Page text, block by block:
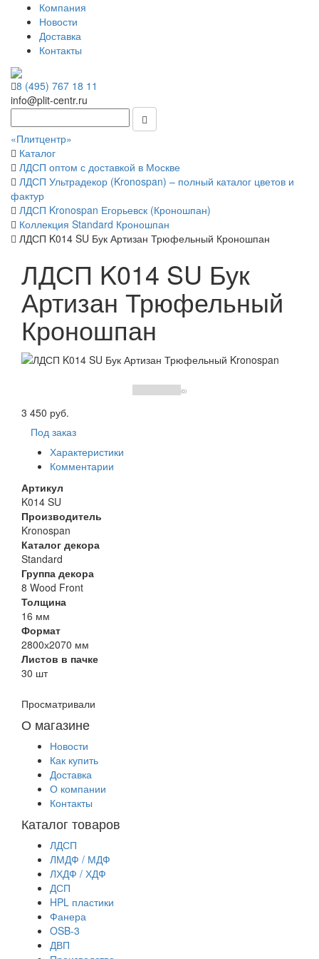
Компания
Новости
Доставка
Контакты
8 (495) 767 18 11
info@plit-centr.ru
«Плитцентр»
Каталог
ЛДСП оптом с доставкой в Москве
ЛДСП Ультрадекор (Kronospan) – полный каталог цветов и
фактур
ЛДСП Kronospan Егорьевск (Кроношпан)
Коллекция Standard Кроношпан
ЛДСП K014 SU Бук Артизан Трюфельный Кроношпан
ЛДСП K014 SU Бук
Артизан Трюфельный
Кроношпан
(0)
3 450 руб.
Под заказ
Характеристики
Комментарии
Артикул
K014 SU
Производитель
Kronospan
Каталог декора
Standard
Группа декора
8 Wood Front
Толщина
16 мм
Формат
2800х2070 мм
Листов в пачке
30 шт
Просматривали
О магазине
Новости
Как купить
Доставка
О компании
Контакты
Каталог товаров
ЛДСП
ЛМДФ / МДФ
ЛХДФ / ХДФ
ДСП
HPL пластики
Фанера
OSB-3
ДВП